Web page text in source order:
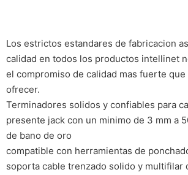
Los estrictos estandares de fabricacion
calidad en todos los productos intellinet
el compromiso de calidad mas fuerte
ofrecer.
Terminadores solidos y confiables para
presente jack con un minimo de 3 mm a
de bano de oro
compatible con herramientas de
soporta cable trenzado solido y multifilar